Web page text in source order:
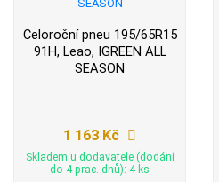
Celoroční pneu 195/65R15
91H, Leao, IGREEN ALL
SEASON
1 163 Kč
Skladem u dodavatele (dodání
do 4 prac. dnů): 4 ks